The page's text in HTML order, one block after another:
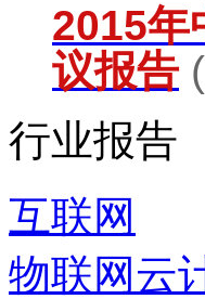
2015年
议报告
行业报告
互联网
物联网 云